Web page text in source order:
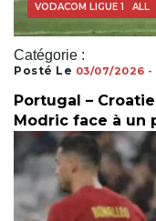
Catégorie :
COUPE DU MONDE
RÉSULTATS FOOTBALL
VODACOM LIGUE 1
Posté Le 03/07/2026 -
Portugal –
Modric face à un